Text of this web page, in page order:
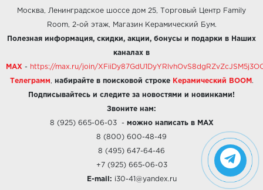
Москва, Ленинградское шоссе дом 25, Торговый Центр Family
Room, 2-ой этаж, Магазин Керамический Бум.
Полезная информация, скидки, акции, бонусы и подарки в Наших
каналах в
MAX - https://max.ru/join/
Телеграмм набирайте в поисковой строке Керамический BOOM .
Подписывайтесь и следите за новостями и новинками!
Звоните нам:
8 (925) 665-06-03- можно написать в MAX
8 (800) 600-48-49
8 (495) 647-64-46
+7 (925) 665-06-03
E-mail: i30-41@yandex.ru